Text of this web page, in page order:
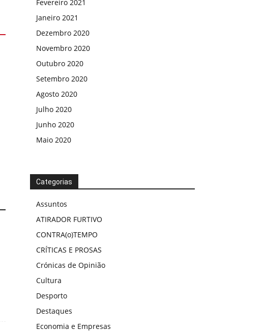
Fevereiro 2021
Janeiro 2021
Dezembro 2020
Novembro 2020
Outubro 2020
Setembro 2020
Agosto 2020
Julho 2020
Junho 2020
Maio 2020
Categorias
Assuntos
ATIRADOR FURTIVO
CONTRA(o)TEMPO
CRÍTICAS E PROSAS
Crónicas de Opinião
Cultura
Desporto
Destaques
Economia e Empresas